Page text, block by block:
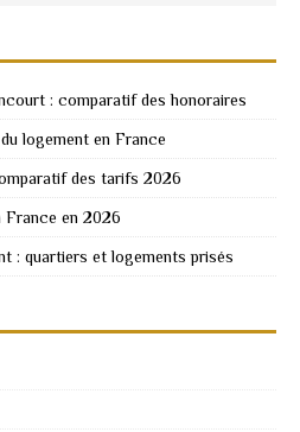
: comparatif des honoraires
logement en France
des tarifs 2026
France en 2026
: quartiers et logements prisés